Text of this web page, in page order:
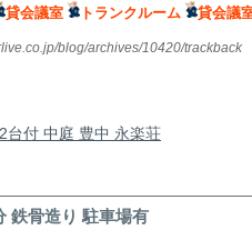
貸会議室 トランクルーム 貸会議
blog/archives/10420/trackback
台付 中庭 豊中 永楽荘
鉄骨造り 駐車場有